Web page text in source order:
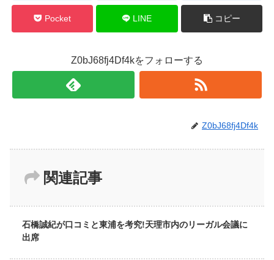
Pocket LINE コピー
Z0bJ68fj4Df4kをフォローする
Z0bJ68fj4Df4k
関連記事
石橋誠紀が口コミと東浦を考究!天理市内のリーガル会議に
出席